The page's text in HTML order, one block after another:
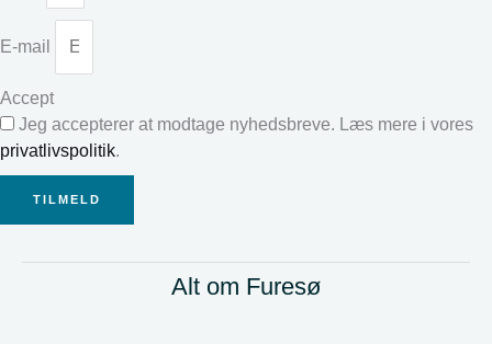
E-mail
Accept
Jeg accepterer at modtage nyhedsbreve. Læs mere i vores
privatlivspolitik.
TILMELD
Alt om Furesø